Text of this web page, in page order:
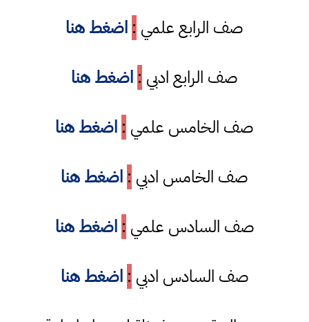
صف الرابع علمي : اضغط هنا
صف الرابع ادبي : اضغط هنا
صف الخامس علمي : اضغط هنا
صف الخامس ادبي : اضغط هنا
صف السادس علمي : اضغط هنا
صف السادس ادبي : اضغط هنا